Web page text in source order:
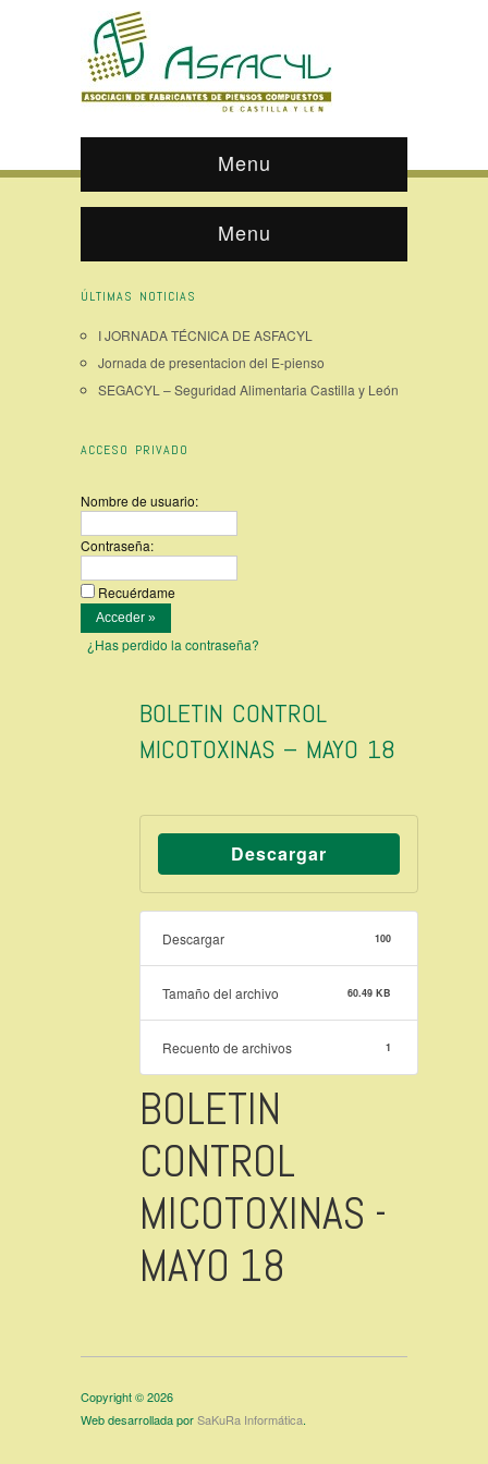
Menu
Menu
ÚLTIMAS NOTICIAS
I JORNADA TÉCNICA DE ASFACYL
Jornada de presentacion del E-pienso
SEGACYL – Seguridad Alimentaria Castilla y León
ACCESO PRIVADO
Nombre de usuario:
Contraseña:
Recuérdame
¿Has perdido la contraseña?
BOLETIN CONTROL
MICOTOXINAS – MAYO 18
Descargar
Descargar 100
Tamaño del archivo 60.49 KB
Recuento de archivos 1
BOLETIN
CONTROL
MICOTOXINAS -
MAYO 18
Copyright © 2026
Web desarrollada porSaKuRa Informática.